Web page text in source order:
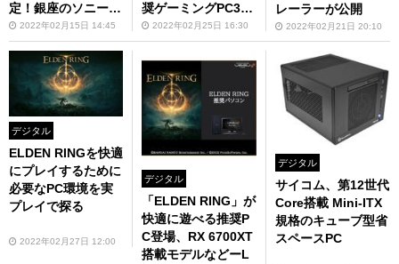
定！銀座のソニース
トアにはフォトスポ
ットも
2022年02月15日 14:45
奨ゲーミングPC3機
種を販売開始
2022年02月25日 16:30
レーラーが公開
2022年02月21日 20:10
デジタル
ELDEN RINGを快適
にプレイするために
必要なPC環境を実
プレイで探る
2022年02月27日 12:00
デジタル
「ELDEN RING」が
快適に遊べる推奨P
C登場、RX 6700XT
搭載モデルなどーL
デジタル
サイコム、第12世代
Core搭載 Mini-ITX
規格のキューブ型省
スペースPC